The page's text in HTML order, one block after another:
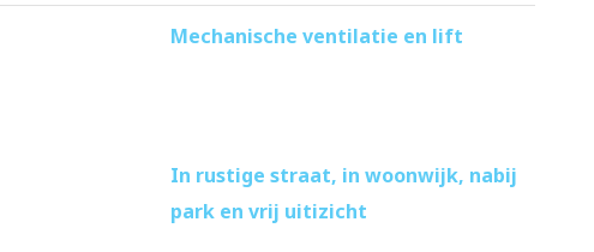
Mechanische ventilatie en lift
In rustige straat, in woonwijk, nabij
park en vrij uitizicht